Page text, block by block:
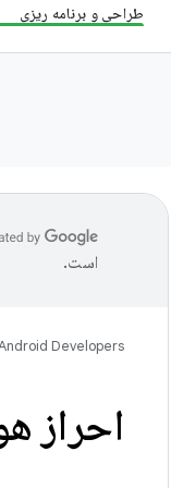
طراحی و برنامه ریزی
است.
Developers
احراز